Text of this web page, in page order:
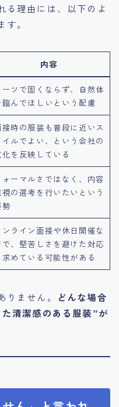
る理由には、以下のよ
。
内容
ーツで固くならず、自然体
臨んでほしいという配慮
接時の服装も普段に近いス
イルでよい、という会社の
化を反映している
ォーマルさではなく、内容
視の選考を行いたいという
勢
ンライン面接や休日開催な
で、堅苦しさを避けた対応
求めている可能性がある
ません。
どんな場合
清潔感のある服装”が